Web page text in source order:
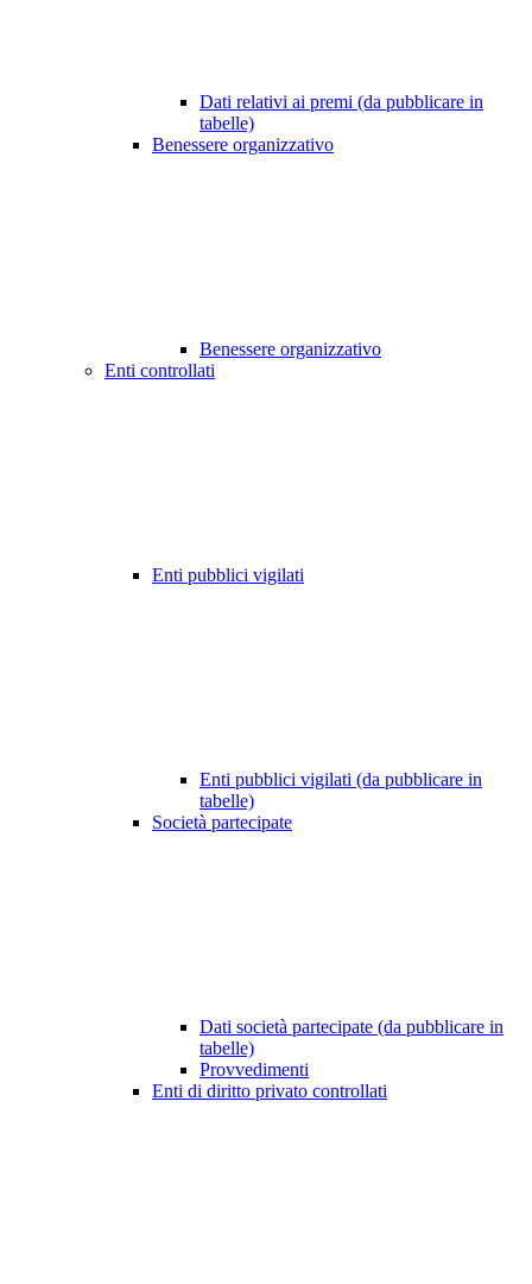
Dati relativi ai premi (da pubblicare in
tabelle)
Benessere organizzativo
Benessere organizzativo
Enti controllati
Enti pubblici vigilati
Enti pubblici vigilati (da pubblicare in
tabelle)
Società partecipate
Dati società partecipate (da pubblicare in
tabelle)
Provvedimenti
Enti di diritto privato controllati